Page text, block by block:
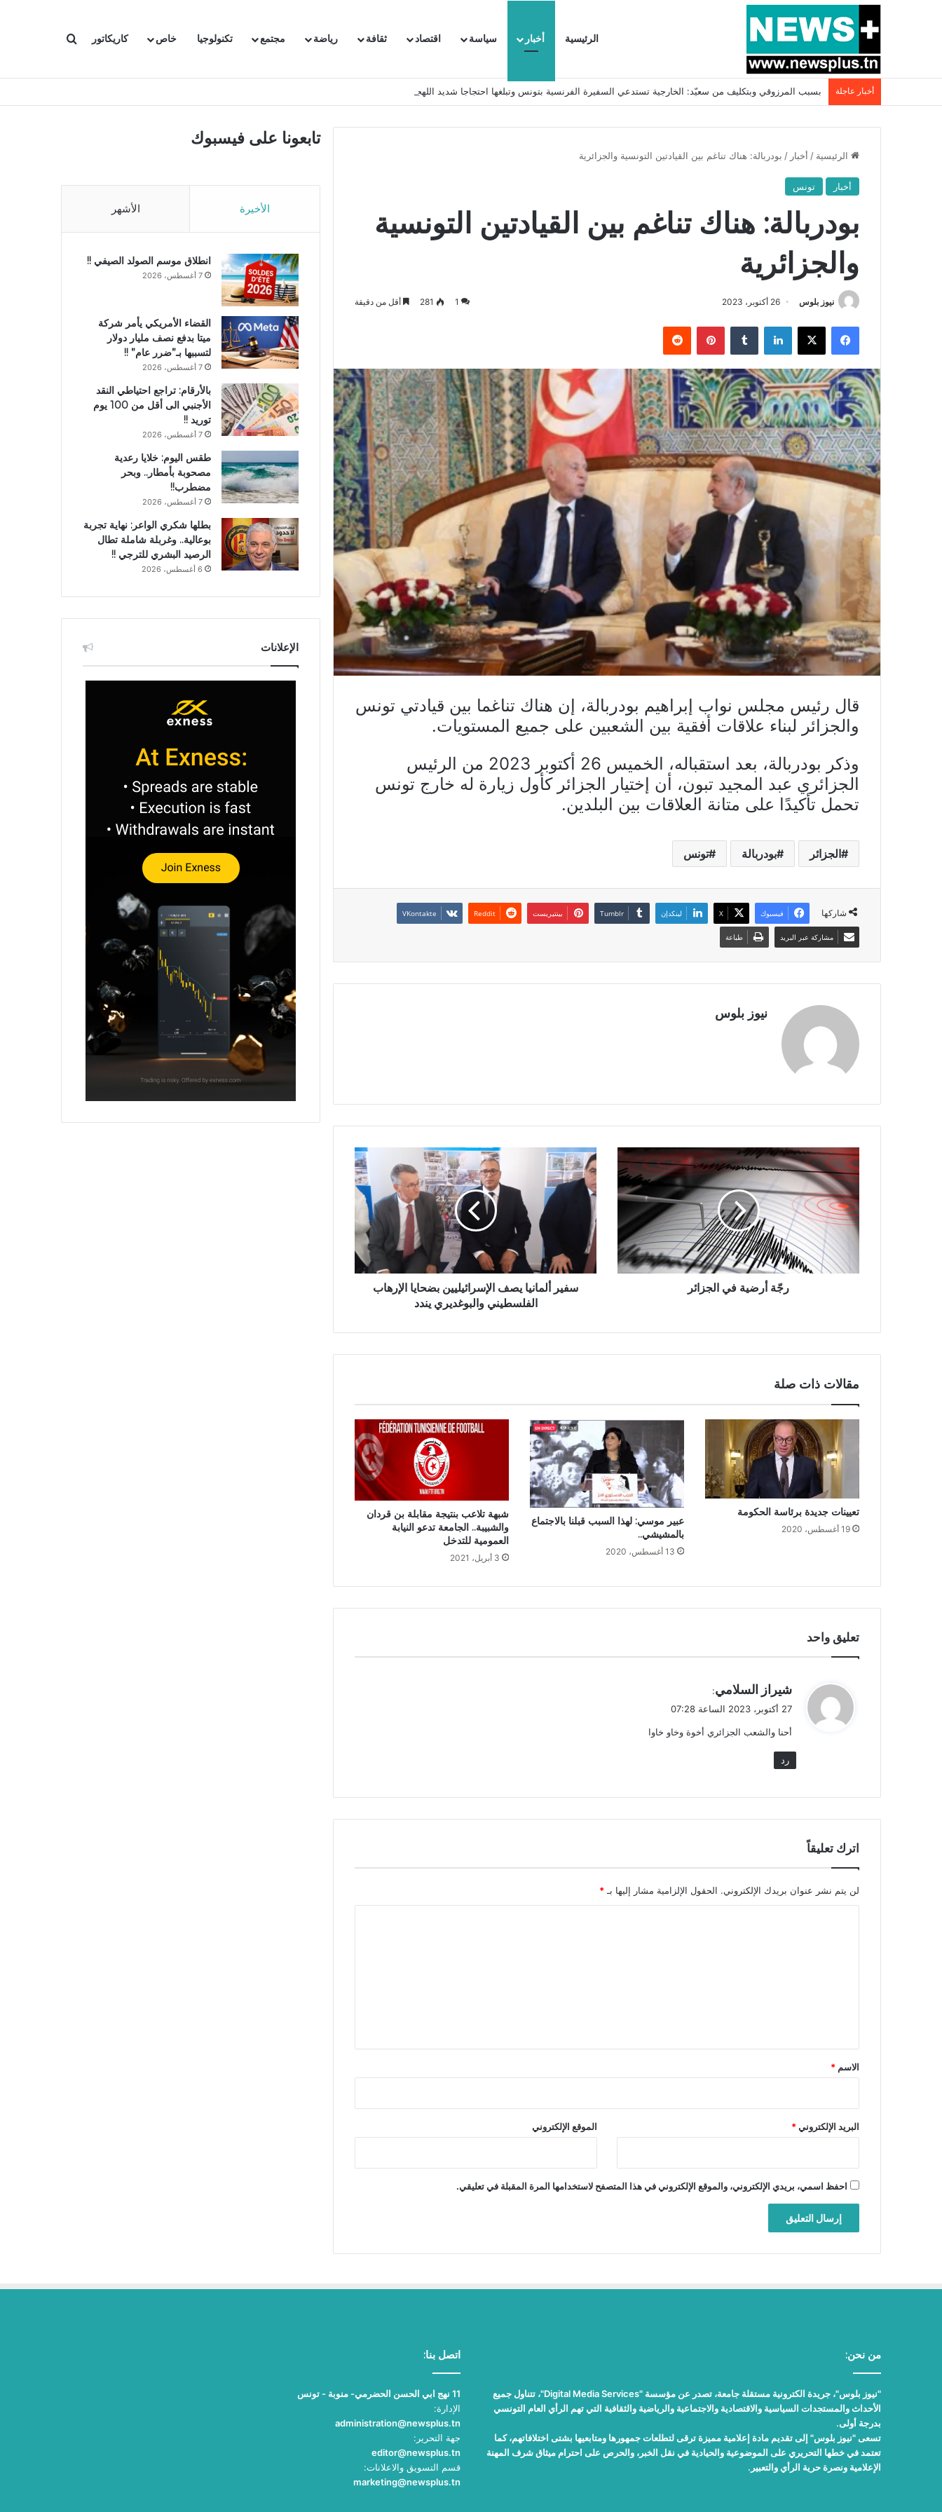
الرئيسية أخبار سياسة اقتصاد ثقافة رياضة مجتمع تكنولوجيا خاص كاريكاتور بحث عن
أخبار عاجلة بسبب المرزوقي وبتكليف من سعيّد: الخارجية تستدعي السفيرة الفرنسية بتونس وتبلغها احتجاجا شديد اللهجة !!
الرئيسية / أخبار / بودربالة: هناك تناغم بين القيادتين التونسية والجزائرية
أخبار تونس
بودربالة: هناك تناغم بين القيادتين التونسية
والجزائرية
نيوز بلوس 26 أكتوبر، 2023 1
281 أقل من دقيقة
فيسبوك X لينكدإن بينتيريست
قال رئيس مجلس نواب إبراهيم بودربالة، إن هناك تناغما بين قيادتي تونس
والجزائر لبناء علاقات أفقية بين الشعبين على جميع المستويات.
وذكر بودربالة، بعد استقباله، الخميس 26 أكتوبر 2023 من الرئيس
الجزائري عبد المجيد تبون، أن إختيار الجزائر كأول زيارة له خارج تونس
تحمل تأكيدًا على متانة العلاقات بين البلدين.
الجزائر بودربالة تونس
شاركها فيسبوك X لينكدإن بينتيريست
مشاركة عبر البريد طباعة
نيوز بلوس
رجّة أرضية في الجزائر
سفير ألمانيا يصف الإسرائيليين بضحايا الإرهاب
الفلسطيني والبوغديري يندد
مقالات ذات صلة
تعيينات جديدة برئاسة الحكومة
19 أغسطس، 2020
عبير موسي: لهذا السبب قبلنا بالاجتماع
بالمشيشي..
13 أغسطس، 2020
شبهة تلاعب بنتيجة مقابلة بن قردان
والشبيبة.. الجامعة تدعو النيابة
العمومية للتدخل
3 أبريل، 2021
تعليق واحد
ي
ق
ل
شيراز السلامي:
27 أكتوبر، 2023 الساعة 07:28
أحنا والشعب الجزائري أخوة وخاو خاوا
رد
اترك تعليقاً
لن يتم نشر عنوان بريدك الإلكتروني. الحقول الإلزامية مشار إليها بـ*
*
الاسم *
البريد الإلكتروني* الموقع الإلكتروني
احفظ اسمي، بريدي الإلكتروني، والموقع الإلكتروني في هذا المتصفح لاستخدامها المرة المقبلة في تعليقي.
تابعونا على فيسبوك
الأخيرة الأشهر
انطلاق موسم الصولد الصيفي !!
7 أغسطس، 2026
القضاء الأمريكي يأمر شركة
ميتا بدفع نصف مليار دولار
لتسببها بـ”ضرر عام” !!
7 أغسطس، 2026
بالأرقام: تراجع احتياطي النقد
الأجنبي الى أقل من 100 يوم
توريد !!
7 أغسطس، 2026
طقس اليوم: خلايا رعدية
مصحوبة بأمطار.. وبحر
مضطرب!!
7 أغسطس، 2026
بطلها شكري الواعر: نهاية تجربة
بوعالية.. وغربلة شاملة تطال
الرصيد البشري للترجي !!
6 أغسطس، 2026
الإعلانات
من نحن:
"نيوز بلوس"، جريدة الكترونية مستقلة جامعة، تصدر عن مؤسسة "Digital Media Services"، تتناول جميع
الأحداث والمستجدات السياسية والاقتصادية والاجتماعية والرياضية والثقافية التي تهم الرأي العام التونسي
بدرجة أولى.
تسعى "نيوز بلوس" إلى تقديم مادة إعلامية مميزة ترقى لتطلعات جمهورها ومتابعيها بشتى اختلافاتهم، كما
تعتمد في خطها التحريري على الموضوعية والحيادية في نقل الخبر، والحرص على احترام ميثاق شرف المهنة
الإعلامية ونصرة حرية الرأي والتعبير.
اتصل بنا:
11 نهج ابي الحسن الحضرمي- منوبة - تونس
الإدارة:
administration@newsplus.tn
جهة التحرير:
editor@newsplus.tn
قسم التسويق والاعلانات:
marketing@newsplus.tn